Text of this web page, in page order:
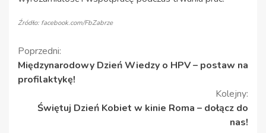
Źródło: facebook.com/FbZabrze
Kontynuuj
czytanie
Poprzedni:
Międzynarodowy Dzień Wiedzy o HPV – postaw na
profilaktykę!
Kolejny:
Świętuj Dzień Kobiet w kinie Roma – dołącz do
nas!